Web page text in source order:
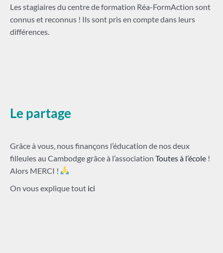
Les stagiaires du centre de formation Réa-FormAction sont
connus et reconnus ! Ils sont pris en compte dans leurs
différences.
Le partage
Grâce à vous, nous finançons l’éducation de nos deux
filleules au Cambodge grâce à l’association Toutes à l’école!
Alors MERCI !
On vous explique tout ici